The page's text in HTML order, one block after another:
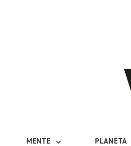
MENTE PLANETA